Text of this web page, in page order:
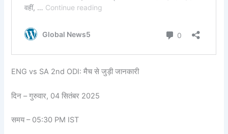
ENG vs SA 2nd ODI: मैच से जुड़ी जानकारी
दिन – गुरुवार, 04 सितंबर 2025
समय – 05:30 PM IST